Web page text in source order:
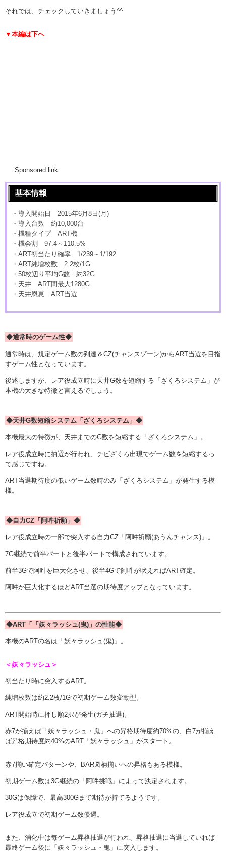
それでは、チェックしていきましょう^^
▼本編は下へ
Sponsored link
基本情報
・導入開始日 2015年6月8日(月)
・導入台数 約10,000台
・機種タイプ ART機
・機会割 97.4～110.5%
・ART初当たり確率 1/239～1/192
・ART純増枚数 2.2枚/1G
・50枚辺り平均G数 約32G
・天井 ART間最大1280G
・天井恩恵 ART当選
◆通常時のゲーム性◆
通常時は、規定ゲーム数の到達＆CZ(チャンスゾーン)からART当選を目指
すゲーム性となっています。
後述しますが、レア役成立時に天井G数を短縮する「ざくろシステム」が
本機の大きな特徴と言えるでしょう。
◆天井G数短縮システム「ざくろシステム」◆
本機最大の特徴が、天井までのG数を短縮する「ざくろシステム」。
レア役成立時に抽選が行われ、チビざくろ出現でゲーム数を短縮するっ
て感じですね。
ART当選期待度の低いゲーム数時のみ「ざくろシステム」が発生する模
様。
◆自力CZ「阿吽祈願」◆
レア役成立時の一部で突入する自力CZ「阿吽祈願(あうんチャンス)」。
7G継続で前半パートと後半パートで構成されています。
前半3Gで阿吽を巨大化させ、後半4Gで阿吽が吠えればART確定。
阿吽が巨大化するほどART当選の期待度アップとなっています。
◆ART「「妖々ラッシュ(鬼)」の性能◆
本機のARTの名は「妖々ラッシュ(鬼)」。
＜妖々ラッシュ＞
初当たり時に突入するART。
純増枚数は約2.2枚/1Gで初期ゲーム数変動型。
ART開始時に押し順2択が発生(ガチ抽選)。
赤7が揃えば「妖々ラッシュ・鬼」への昇格期待度約70%の、白7が揃え
ば昇格期待度約40%のART「妖々ラッシュ」がスタート。
赤7揃い確定パターンや、BAR図柄揃いへの昇格もある模様。
初期ゲーム数は3G継続の「阿吽挑戦」によって決定されます。
30Gは保障で、最高300Gまで期待が持てるようです。
レア役成立で初期ゲーム数優遇。
また、消化中は毎ゲーム昇格抽選が行われ、昇格抽選に当選していれば
最終ゲーム後に「妖々ラッシュ・鬼」に突入します。